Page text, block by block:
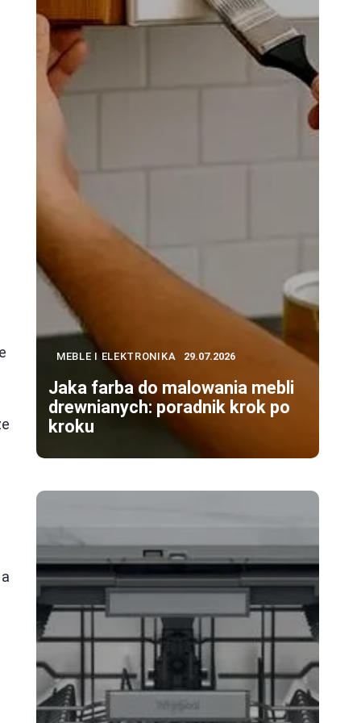
MEBLE I ELEKTRONIKA 29.07.2026
Jaka farba do malowania mebli
drewnianych: poradnik krok po
kroku